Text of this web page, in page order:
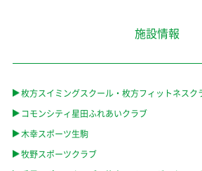
施設情報
枚方スイミングスクール・枚方フィットネスク
コモンシティ星田ふれあいクラブ
木幸スポーツ生駒
牧野スポーツクラブ